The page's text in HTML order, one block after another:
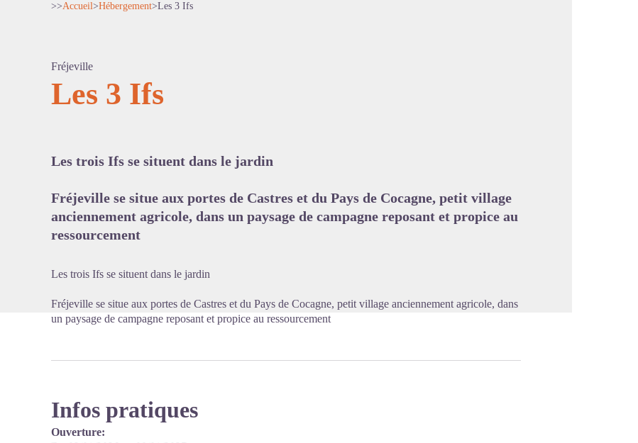
>>Accueil>Hébergement>Les 3 Ifs
Fréjeville
Les 3 Ifs
Les trois Ifs se situent dans le jardin
Fréjeville se situe aux portes de Castres et du Pays de Cocagne, petit village
anciennement agricole, dans un paysage de campagne reposant et propice au
ressourcement
Les trois Ifs se situent dans le jardin
Fréjeville se situe aux portes de Castres et du Pays de Cocagne, petit village anciennement agricole, dans
un paysage de campagne reposant et propice au ressourcement
Infos pratiques
Ouverture: